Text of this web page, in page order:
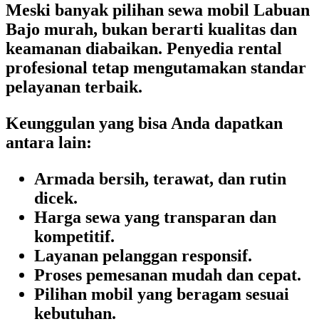
Meski banyak pilihan sewa mobil Labuan
Bajo murah, bukan berarti kualitas dan
keamanan diabaikan. Penyedia rental
profesional tetap mengutamakan standar
pelayanan terbaik.
Keunggulan yang bisa Anda dapatkan
antara lain:
Armada bersih, terawat, dan rutin
dicek.
Harga sewa yang transparan dan
kompetitif.
Layanan pelanggan responsif.
Proses pemesanan mudah dan cepat.
Pilihan mobil yang beragam sesuai
kebutuhan.